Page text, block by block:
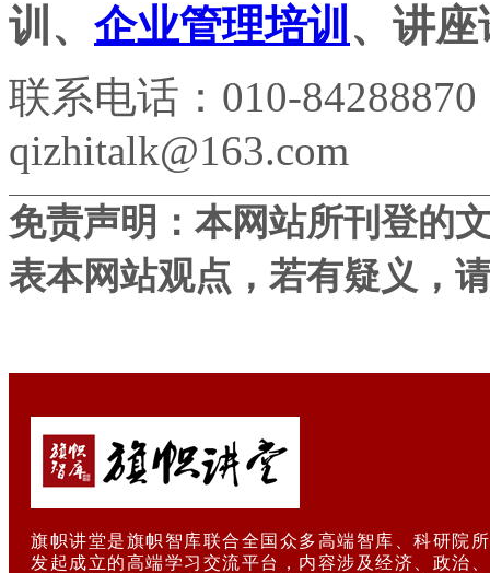
训、 企业管理培训 、讲
联系电话：010-
qizhitalk@163.com
免责声明：本网站所刊登的
表本网站观点，若有疑义，
旗帜讲堂是旗帜智库联合全国众多高端智库、科研院
发起成立的高端学习交流平台，内容涉及经济、政治